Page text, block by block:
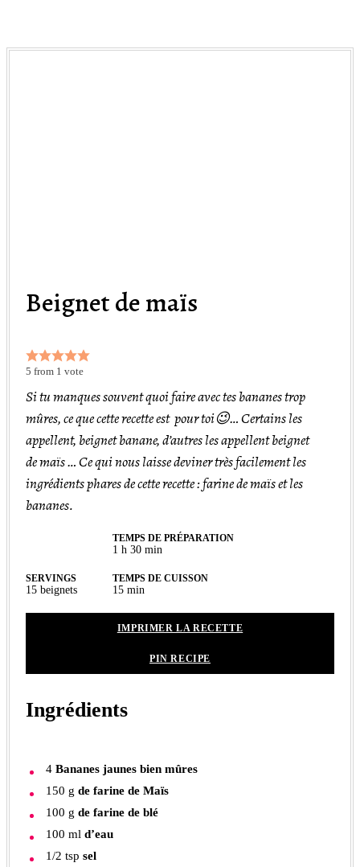
Beignet de maïs
5 from 1 vote
Si tu manques souvent quoi faire avec tes bananes trop
mûres, ce que cette recette est pour toi😉… Certains les
appellent, beignet banane, d’autres les appellent beignet
de maïs … Ce qui nous laisse deviner très facilement les
ingrédients phares de cette recette : farine de maïs et les
bananes.
SERVINGS
15 beignets
TEMPS DE PRÉPARATION
1 heure
h 30minutes
min
TEMPS DE CUISSON
15minutes
min
IMPRIMER LA RECETTE
PIN RECIPE
Ingrédients
4 Bananes jaunes bien mûres
150 g de farine de Maïs
100 g de farine de blé
100 ml d’eau
1/2 tsp sel